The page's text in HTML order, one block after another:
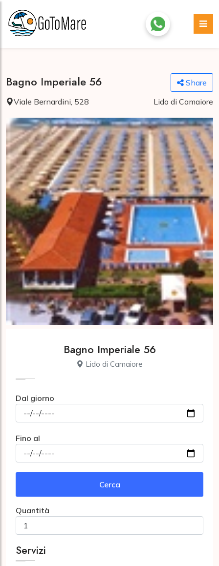
Bagno Imperiale 56
Share
Viale Bernardini, 528
Lido di Camaiore
Bagno Imperiale 56
Lido di Camaiore
Dal giorno
Fino al
Cerca
Quantità
Servizi